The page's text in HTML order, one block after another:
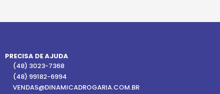
PRECISA DE AJUDA
(48) 3023-7368
(48) 99182-6994
VENDAS@DINAMICADROGARIA.COM.BR